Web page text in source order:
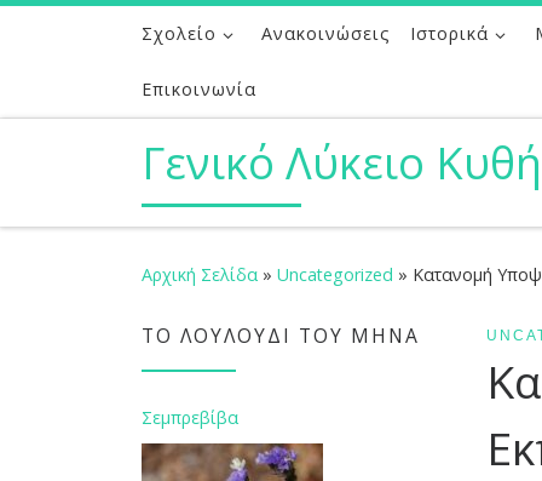
Μετάβαση στο περιεχόμενο
Σχολείο Ανακοινώσεις Ιστορικά
Επικοινωνία
Γενικό Λύκειο
Αρχική Σελίδα » Uncategorized » Κατανομή
ΤΟ ΛΟΥΛΟΎΔΙ ΤΟΥ ΜΉΝΑ
Σεμπρεβίβα